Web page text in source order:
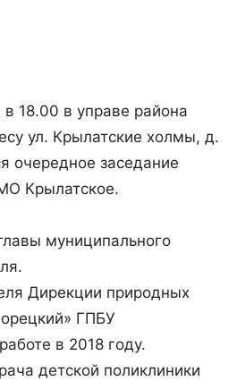
18.00 в управе района
ул. Крылатские холмы, д.
очередное заседание
Крылатское.
муниципального
Дирекции природных
ГПБУ
в 2018 году.
детской поликлиники